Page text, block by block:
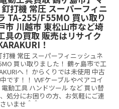
打機 常圧 スーパーフィニ
TA-255/F55MO 買い取り
市 川越市 東松山市など埼
具の買取 販売はリサイク
！
打機 常圧 スーパーフィニッシュネ
買い取りました！ 鶴ヶ島市で工
へ！ からくりでは未使用 中古
です！！ VVFケーブルやペアコイ
動工具 ハンドツール など 買い替
処分にお困りの方、お気軽にご連
いませ＾＾